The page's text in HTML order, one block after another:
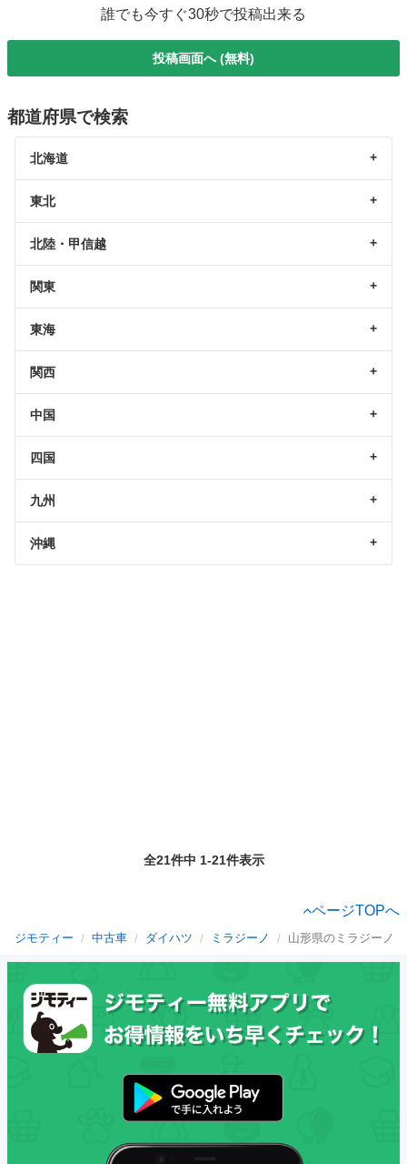
誰でも今すぐ30秒で投稿出来る
投稿画面へ (無料)
都道府県で検索
北海道
東北
北陸・甲信越
関東
東海
関西
中国
四国
九州
沖縄
全21件中 1-21件表示
ページTOPへ
ジモティー 中古車 ダイハツ ミラジーノ 山形県のミラジーノ